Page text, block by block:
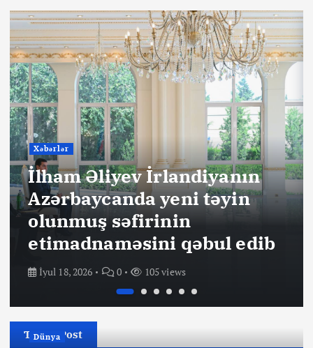
Xəbərlər
İlham Əliyev İrlandiyanın
Azərbaycanda yeni təyin
olunmuş səfirinin
etimadnaməsini qəbul edib
İyul 18, 2026 0 105 views
Today Post
Dünya